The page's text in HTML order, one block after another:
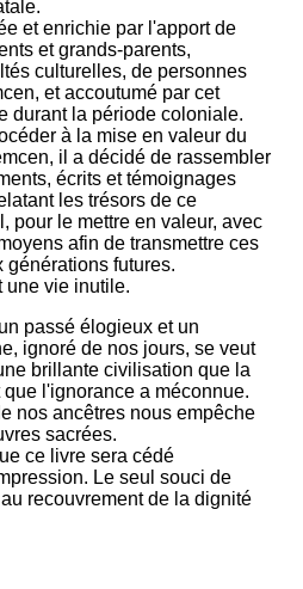
et enrichie par l'apport de
et grands-parents,
culturelles, de personnes
et accoutumé par cet
durant la période coloniale.
à la mise en valeur du
il a décidé de rassembler
écrits et témoignages
les trésors de ce
pour le mettre en valeur, avec
afin de transmettre ces
générations futures.
une vie inutile.
passé élogieux et un
ignoré de nos jours, se veut
brillante civilisation que la
l'ignorance a méconnue.
nos ancêtres nous empêche
sacrées.
ce livre sera cédé
Le seul souci de
recouvrement de la dignité